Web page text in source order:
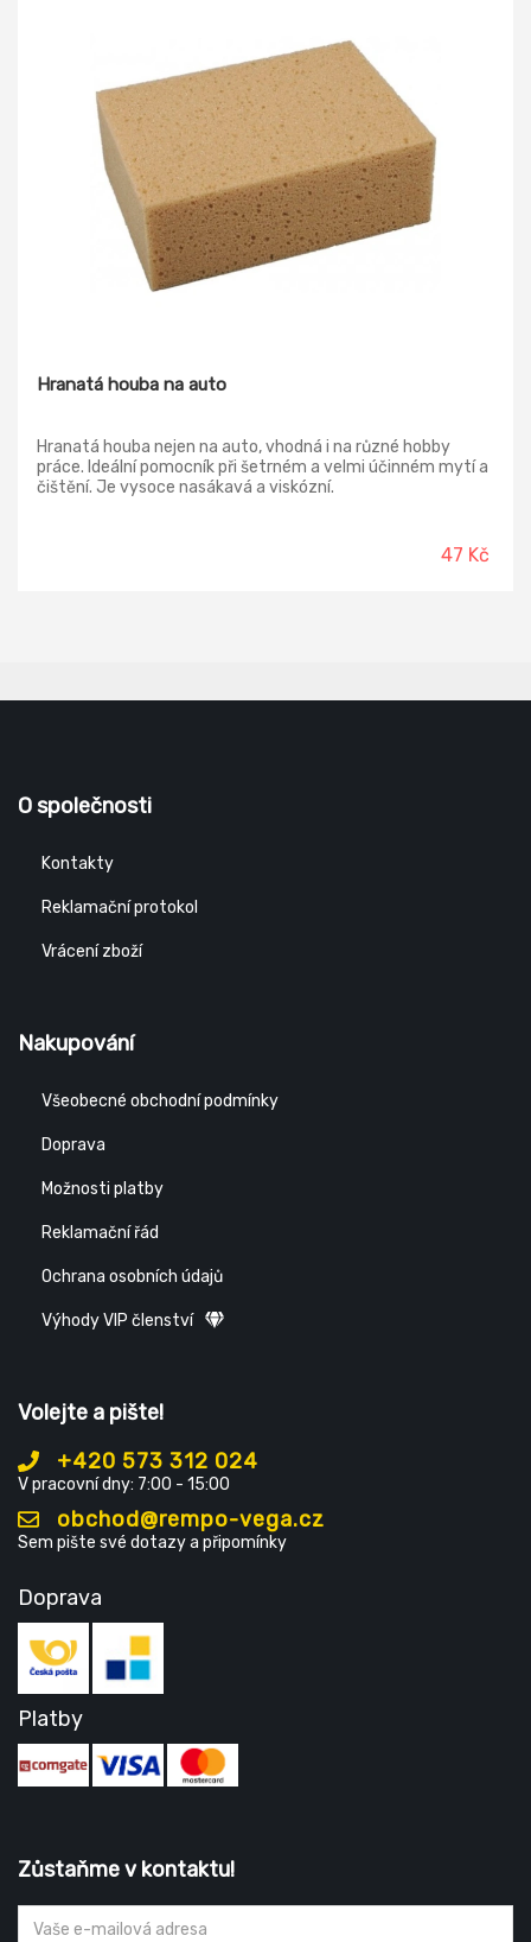
Hranatá houba na auto
Hranatá houba nejen na auto, vhodná i na různé hobby
práce. Ideální pomocník při šetrném a velmi účinném mytí a
čištění. Je vysoce nasákavá a viskózní.
47 Kč
O společnosti
Kontakty
Reklamační protokol
Vrácení zboží
Nakupování
Všeobecné obchodní podmínky
Doprava
Možnosti platby
Reklamační řád
Ochrana osobních údajů
Výhody VIP členství
Volejte a pište!
+420 573 312 024
V pracovní dny: 7:00 - 15:00
obchod@rempo-vega.cz
Sem pište své dotazy a připomínky
Doprava
Platby
Zůstaňme v kontaktu!